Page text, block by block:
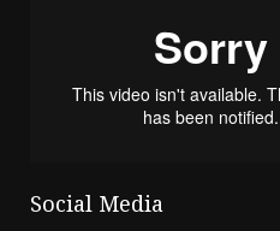
Social Media